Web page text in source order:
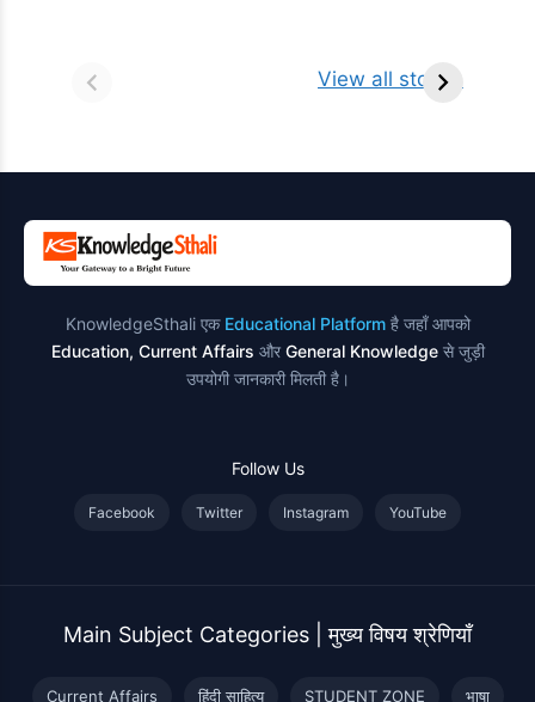
View all stories
किसे कहते है?
ज्योतिर्लिंग | नाम,
KnowledgeSthali एक Educational Platformहै जहाँ आपको
Education, Current Affairs और General Knowledgeसे जुड़ी
उपयोगी जानकारी मिलती है।
Follow Us
Facebook Twitter Instagram YouTube
Main Subject Categories | मुख्य विषय श्रेणियाँ
Current Affairs हिंदी साहित्य STUDENT ZONE भाषा